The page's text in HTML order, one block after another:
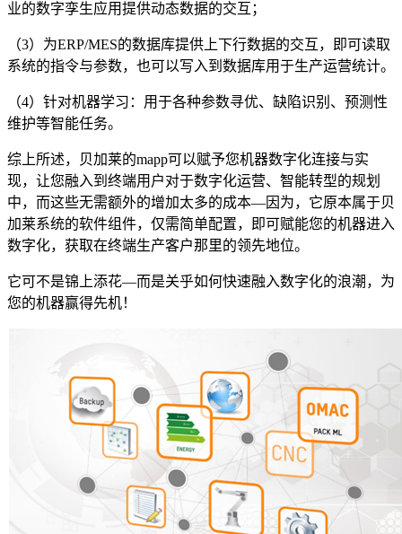
业的数字孪生应用提供动态数据的交互；
（3）为ERP/MES的数据库提供上下行数据的交互，即可读取
系统的指令与参数，也可以写入到数据库用于生产运营统计。
（4）针对机器学习：用于各种参数寻优、缺陷识别、预测性
维护等智能任务。
综上所述，贝加莱的mapp可以赋予您机器数字化连接与实
现，让您融入到终端用户对于数字化运营、智能转型的规划
中，而这些无需额外的增加太多的成本—因为，它原本属于贝
加莱系统的软件组件，仅需简单配置，即可赋能您的机器进入
数字化，获取在终端生产客户那里的领先地位。
它可不是锦上添花—而是关乎如何快速融入数字化的浪潮，为
您的机器赢得先机！